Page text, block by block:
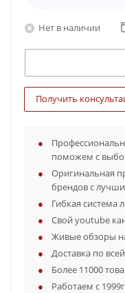
Нет в наличии
Получить
поможем с
Оригинальная
брендов с
Гибкая система
Свой youtube
Живые обзоры
Доставка по
Более 11000
Работаем с 1999г